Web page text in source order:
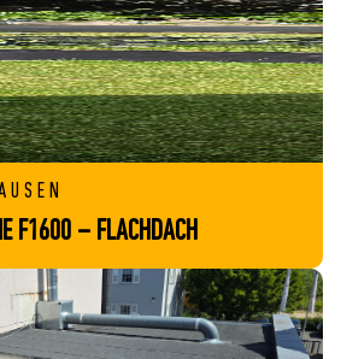
F1600 – FLACHDACH